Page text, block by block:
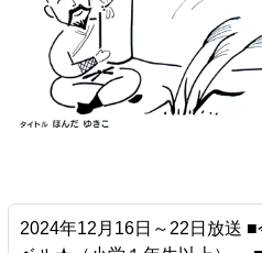
2024年12月16日～22日放送